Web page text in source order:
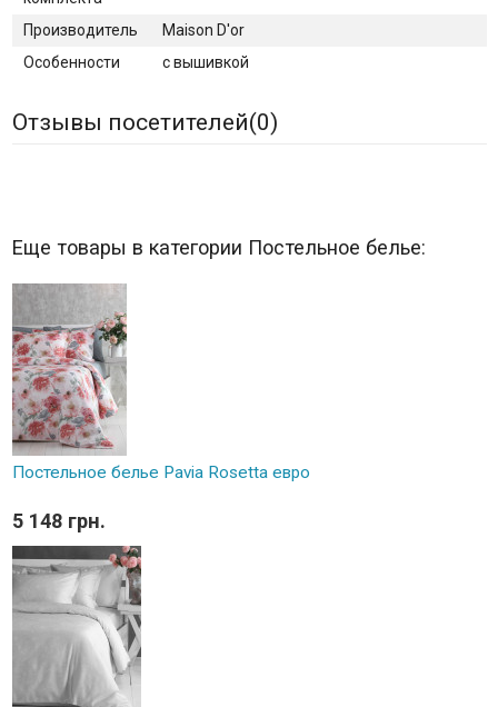
Производитель
Maison D'or
Особенности
с вышивкой
Отзывы посетителей(0)
Еще товары в категории Постельное белье:
Постельное белье Pavia Rosetta евро
5 148 грн.